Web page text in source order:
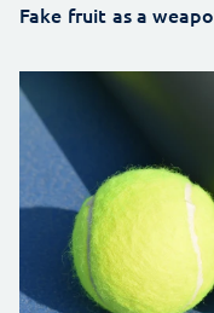
Fake fruit as a